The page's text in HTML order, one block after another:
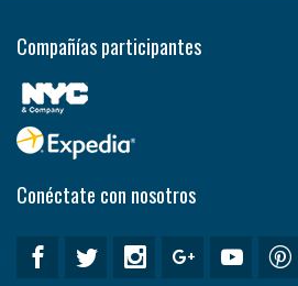
Compañías participantes
Conéctate con nosotros